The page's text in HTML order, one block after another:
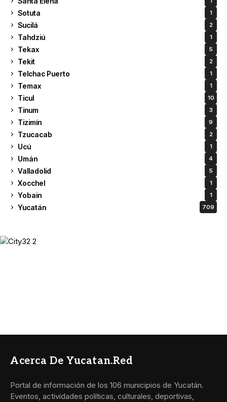
Sotuta 1
Sucilá 2
Tahdziú 1
Tekax 5
Tekit 2
Telchac Puerto 1
Temax 1
Ticul 10
Tinum 3
Tizimín 9
Tzucacab 2
Ucú 1
Umán 4
Valladolid 5
Xocchel 1
Yobain 1
Yucatán 709
Acerca De Yucatan.red
Portal de información de los 106 municipios de Yucatán.
Eventos, actividades políticas, culturales, deportivas,